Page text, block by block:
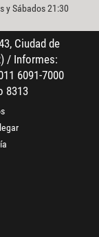
y Sábados 21:30
Ciudad de
/ Informes:
6091-7000
8313